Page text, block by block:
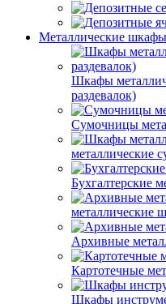
Металлические шкафы
Шкафы
раздевалок)
Сумочницы
металлические
Бухгалтерские
металлические
Архивные
Картотечные
Шкафы